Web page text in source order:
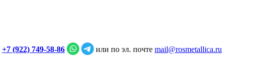
+7 (922) 749‑58‑86 или по эл. почте mail@rosmetallica.ru